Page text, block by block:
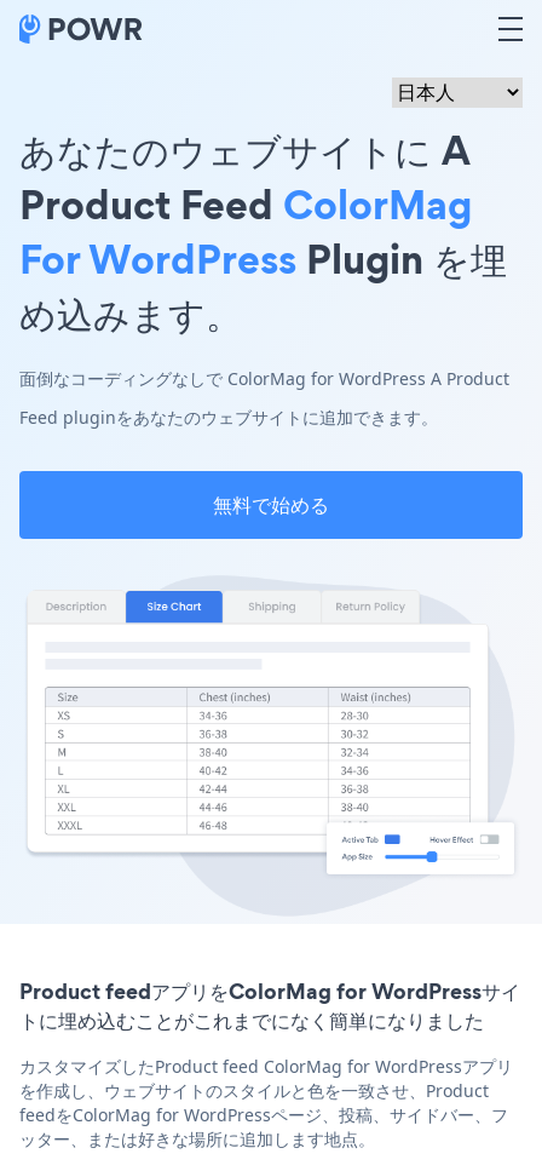
あなたのウェブサイトに A
Product Feed ColorMag
For WordPress Plugin を埋
め込みます。
面倒なコーディングなしで ColorMag for WordPress A Product
Feed pluginをあなたのウェブサイトに追加できます。
無料で始める
Product feedアプリをColorMag for WordPressサイ
トに埋め込むことがこれまでになく簡単になりました
カスタマイズしたProduct feed ColorMag for WordPressアプリ
を作成し、ウェブサイトのスタイルと色を一致させ、Product
feedをColorMag for WordPressページ、投稿、サイドバー、フ
ッター、または好きな場所に追加します地点。